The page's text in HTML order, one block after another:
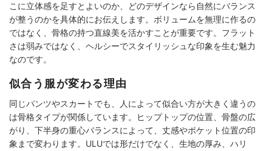
こに立体感を足すとよいのか、どのデザインなら自然にバランス
が整うのかを具体的にお伝えします。ボリュームを無理に作るの
ではなく、骨格の持つ直線美を活かすことが重要です。フラット
さは弱みではなく、ヘルシーでスタイリッシュな印象を生む魅力
なのです。
似合う服が変わる理由
同じパンツやスカートでも、人によって似合い方が大きく違うの
は骨格タイプが関係しています。ヒップトップの位置、骨盤の広
がり、下半身の重心バランスによって、丈感やポケット位置の印
象まで変わります。ULUでは形だけでなく、生地の厚み、ハリ